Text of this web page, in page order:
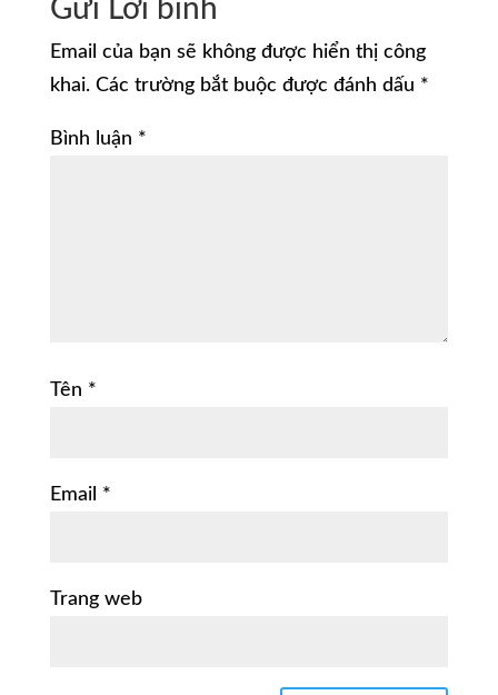
Gửi Lời bình
Email của bạn sẽ không được hiển thị công
khai. Các trường bắt buộc được đánh dấu *
Bình luận *
Tên *
Email *
Trang web